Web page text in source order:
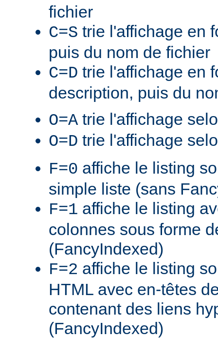
fichier
C=S trie l'affichage en
puis du nom de fichier
C=D trie l'affichage en
description, puis du
O=A trie l'affichage
O=D trie l'affichage
F=0 affiche le listing
simple liste (sans
F=1 affiche le listing
colonnes sous forme
(FancyIndexed)
F=2 affiche le listing
HTML avec en-têtes
contenant des liens
(FancyIndexed)